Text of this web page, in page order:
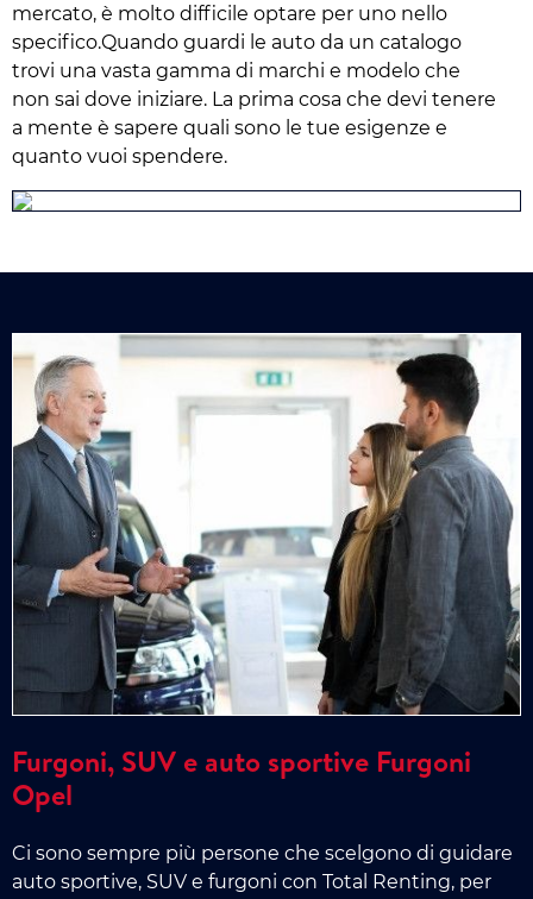
mercato, è molto difficile optare per uno nello
specifico.Quando guardi le auto da un catalogo
trovi una vasta gamma di marchi e modelo che
non sai dove iniziare. La prima cosa che devi tenere
a mente è sapere quali sono le tue esigenze e
quanto vuoi spendere.
Furgoni, SUV e auto sportive Furgoni
Opel
Ci sono sempre più persone che scelgono di guidare
auto sportive, SUV e furgoni con Total Renting, per